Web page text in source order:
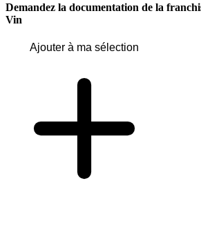
Demandez la documentation de la
Vin
Ajouter à ma sélection